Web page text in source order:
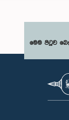
මෙම පිටුව